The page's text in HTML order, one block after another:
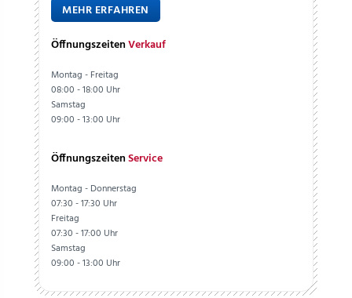
MEHR ERFAHREN
ÖffnungszeitenVerkauf
Montag - Freitag
08:00 - 18:00 Uhr
Samstag
09:00 - 13:00 Uhr
ÖffnungszeitenService
Montag - Donnerstag
07:30 - 17:30 Uhr
Freitag
07:30 - 17:00 Uhr
Samstag
09:00 - 13:00 Uhr